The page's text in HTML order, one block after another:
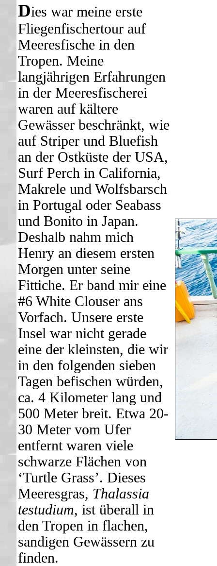
Dies war meine erste
Fliegenfischertour auf
Meeresfische in den
Tropen. Meine
langjährigen Erfahrungen
in der Meeresfischerei
waren auf kältere
Gewässer beschränkt, wie
auf Striper und Bluefish
an der Ostküste der USA,
Surf Perch in California,
Makrele und Wolfsbarsch
in Portugal oder Seabass
und Bonito in Japan.
Deshalb nahm mich
Henry an diesem ersten
Morgen unter seine
Fittiche. Er band mir eine
#6 White Clouser ans
Vorfach. Unsere erste
Insel war nicht gerade
eine der kleinsten, die wir
in den folgenden sieben
Tagen befischen würden,
ca. 4 Kilometer lang und
500 Meter breit. Etwa 20-
30 Meter vom Ufer
entfernt waren viele
schwarze Flächen von
‘Turtle Grass’. Dieses
Meeresgras, Thalassia
testudium, ist überall in
den Tropen in flachen,
sandigen Gewässern zu
finden.